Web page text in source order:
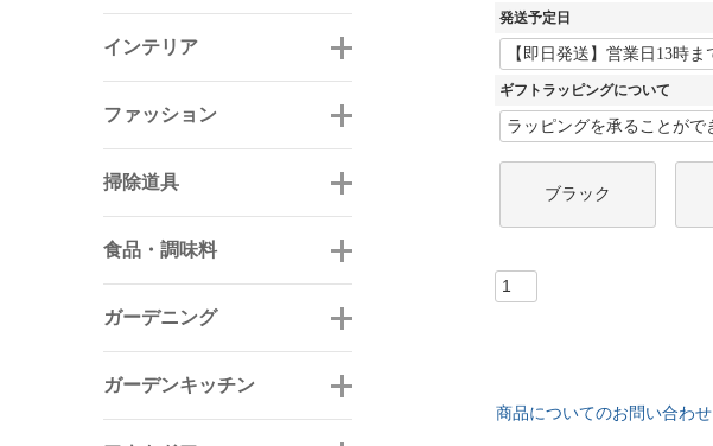
インテリア
ファッション
掃除道具
食品・調味料
ガーデニング
ガーデンキッチン
発送予定日
ギフトラッピングについて
ブラック
商品についてのお問い合わせ